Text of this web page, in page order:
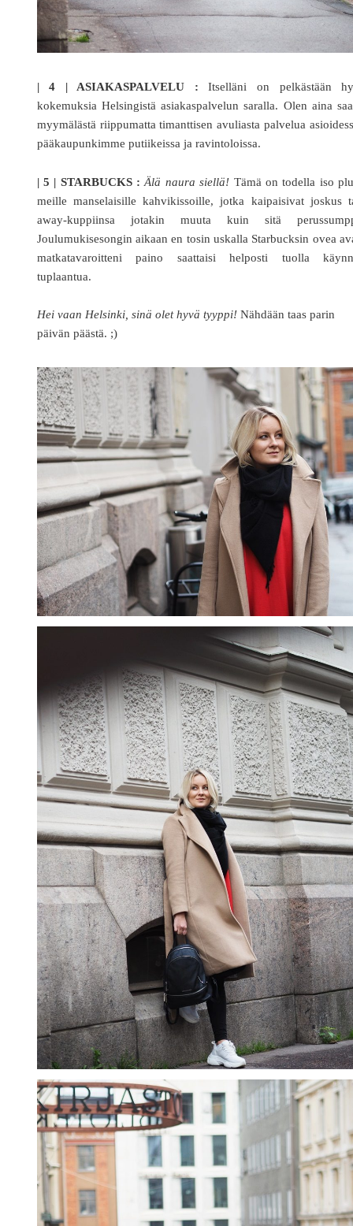
| 4 | ASIAKASPALVELU : Itselläni on pelkästään
kokemuksia Helsingistä asiakaspalvelun saralla. Olen aina
myymälästä riippumatta timanttisen avuliasta palvelua
pääkaupunkimme putiikeissa ja ravintoloissa.
| 5 | STARBUCKS : Älä naura siellä! Tämä on todella iso
meille manselaisille kahvikissoille, jotka kaipaisivat joskus
away-kuppiinsa jotakin muuta kuin sitä
Joulumukisesongin aikaan en tosin uskalla Starbucksin ovea
matkatavaroitteni paino saattaisi helposti tuolla
tuplaantua.
Hei vaan Helsinki, sinä olet hyvä tyyppi!Nähdään taas parin
päivän päästä. ;)